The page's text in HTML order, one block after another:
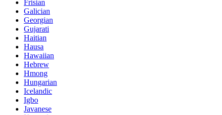
Frisian
Galician
Georgian
Gujarati
Haitian
Hausa
Hawaiian
Hebrew
Hmong
Hungarian
Icelandic
Igbo
Javanese